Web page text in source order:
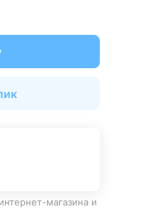
магазина и